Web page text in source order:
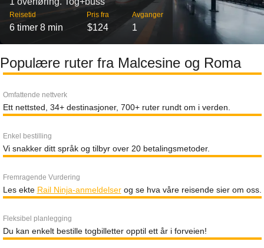
Reisetid
6 timer 8 min
Pris fra
$124
Avganger
1
Populære ruter fra Malcesine og Roma
Omfattende nettverk
Ett nettsted, 34+ destinasjoner, 700+ ruter rundt om i verden.
Enkel bestilling
Vi snakker ditt språk og tilbyr over 20 betalingsmetoder.
Fremragende Vurdering
Les ekte Rail Ninja-anmeldelserog se hva våre reisende sier om oss.
Fleksibel planlegging
Du kan enkelt bestille togbilletter opptil ett år i forveien!